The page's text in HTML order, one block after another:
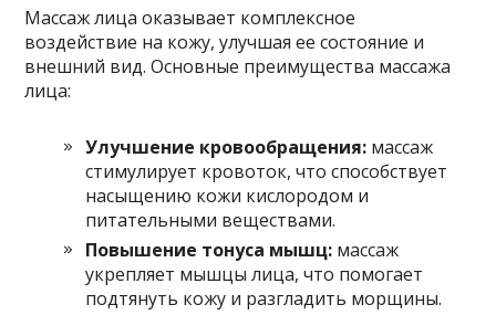
Массаж лица оказывает комплексное
воздействие на кожу, улучшая ее состояние и
внешний вид. Основные преимущества массажа
лица:
Улучшение кровообращения: массаж
стимулирует кровоток, что способствует
насыщению кожи кислородом и
питательными веществами.
Повышение тонуса мышц: массаж
укрепляет мышцы лица, что помогает
подтянуть кожу и разгладить морщины.